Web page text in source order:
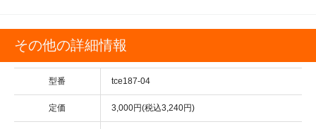
その他の詳細情報
型番 tce187-04
定価 3,000円(税込3,240円)